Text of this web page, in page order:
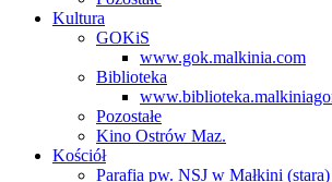
Kultura
GOKiS
www.gok.malkinia.com
Biblioteka
Pozostałe
Kino Ostrów Maz.
Kościół
Parafia pw. NSJ w Małkini (stara)